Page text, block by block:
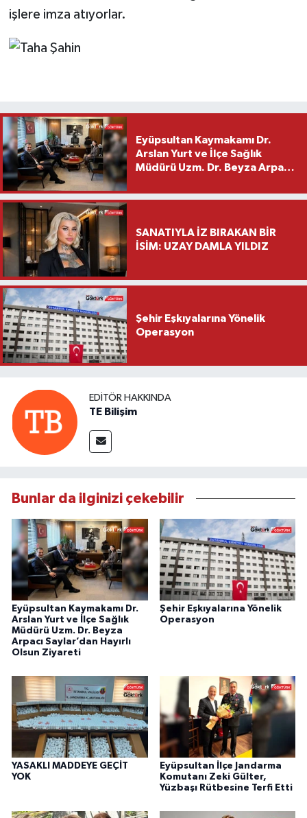
işlere imza atıyorlar.
Eyüpsultan Kaymakamı Dr.
Arslan Yurt ve İlçe Sağlık
Müdürü Uzm. Dr. Beyza Arpacı
Ziyareti
SANATIYLA İZ BIRAKAN BİR
İSİM: UZAY DAMLA YILDIZ
Şehir Eşkıyalarına Yönelik
Operasyon
EDITÖR HAKKINDA
TE Bilişim
Bunlar da ilginizi çekebilir
Eyüpsultan Kaymakamı Dr.
Arslan Yurt ve İlçe Sağlık
Müdürü Uzm. Dr. Beyza
Arpacı Saylar’dan Hayırlı
Olsun Ziyareti
Şehir Eşkıyalarına Yönelik
Operasyon
YASAKLI MADDEYE GEÇİT
YOK
Eyüpsultan İlçe Jandarma
Komutanı Zeki Gülter,
Yüzbaşı Rütbesine Terfi Etti